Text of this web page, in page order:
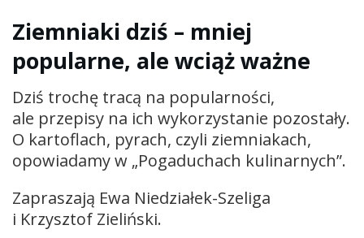
Ziemniaki dziś – mniej
popularne, ale wciąż ważne
Dziś trochę tracą na popularności,
ale przepisy na ich wykorzystanie pozostały.
O kartoflach, pyrach, czyli ziemniakach,
opowiadamy w „Pogaduchach kulinarnych”.
Zapraszają Ewa Niedziałek-Szeliga
i Krzysztof Zieliński.